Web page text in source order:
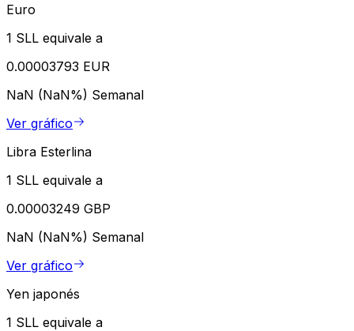
Euro
1 SLL equivale a
0.00003793 EUR
NaN (NaN%) Semanal
Ver gráfico
Libra Esterlina
1 SLL equivale a
0.00003249 GBP
NaN (NaN%) Semanal
Ver gráfico
Yen japonés
1 SLL equivale a